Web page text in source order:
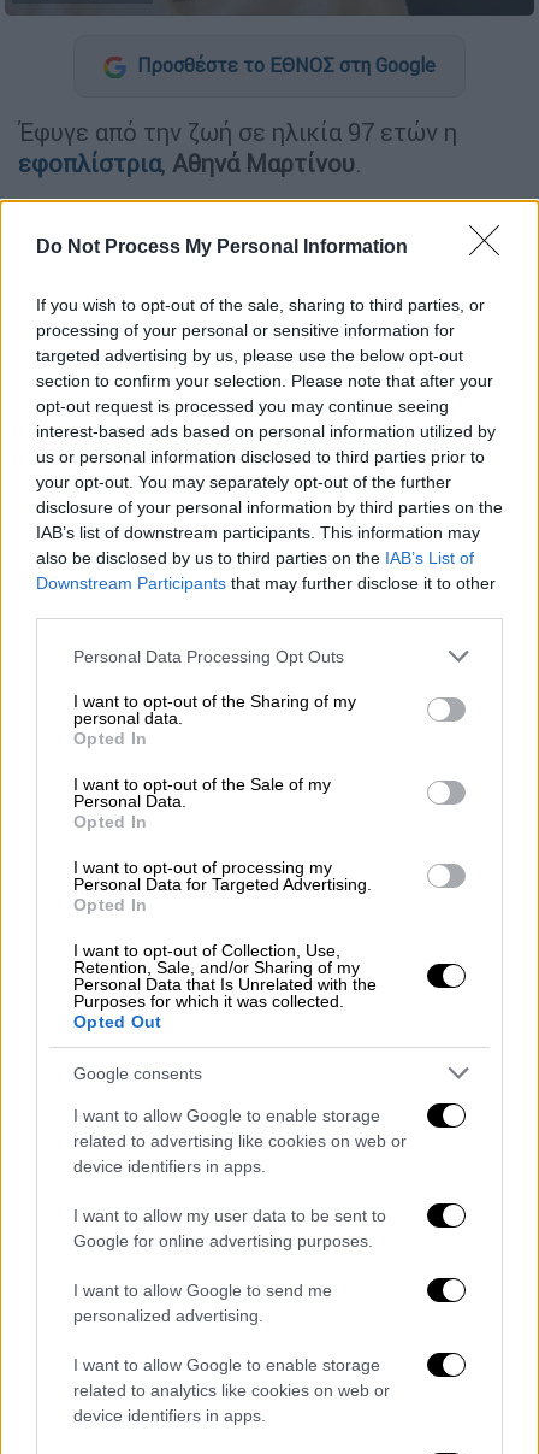
Do Not Process My Personal Information
If you wish to opt-out of the sale, sharing to third parties, or
processing of your personal or sensitive information for
targeted advertising by us, please use the below opt-out
section to confirm your selection. Please note that after your
opt-out request is processed you may continue seeing
interest-based ads based on personal information utilized by
us or personal information disclosed to third parties prior to
your opt-out. You may separately opt-out of the further
disclosure of your personal information by third parties on the
IAB’s list of downstream participants. This information may
also be disclosed by us to third parties on the IAB’s List of
Downstream Participants that may further disclose it to other
Please note that this website/app uses one or more Google
not limited to your visit or usage behaviour. You may click to
grant or deny consent to Google and its third-party tags to
use your data for below specified purposes in below Google
consent section.
Personal Data Processing Opt Outs
I want to opt-out of the Sharing of my
personal data.
Opted In
I want to opt-out of the Sale of my
Personal Data.
Opted In
I want to opt-out of processing my
Personal Data for Targeted Advertising.
Opted In
I want to opt-out of Collection, Use,
Retention, Sale, and/or Sharing of my
Personal Data that Is Unrelated with the
Purposes for which it was collected.
Opted Out
Google consents
I want to allow Google to enable storage
related to advertising like cookies on web or
device identifiers in apps.
I want to allow my user data to be sent to
Google for online advertising purposes.
I want to allow Google to send me
personalized advertising.
I want to allow Google to enable storage
related to analytics like cookies on web or
device identifiers in apps.
Προσθέστε το ΕΘΝΟΣ στη Google
Έφυγε από την ζωή σε ηλικία 97 ετών η
εφοπλίστρια, Αθηνά Μαρτίνου.
γυναίκα της ελληνικής ναυτιλίας και από τις
βιομηχανία διεθνώς.
ΔΙΑΒΑΣΤΕ ΕΠΙΣΗΣ
Ελλάδα|12.10.2024 10:37
Τραγωδία στην Κρήτη: Τουρίστρια
βρέθηκε νεκρή στο δωμάτιο
ξενοδοχείου
Ποια ήταν η Αθηνά Μαρτίνου
Αθηνά Μαρτίνου, μ πήκε στη ναυτιλία το
1964. Το 1971, ίδρυσε τoν ναυτιλιακό
κοινωνικές ευαισθησίες που κρατούσε
χαμηλούς τόνους και απέφευγε τη
Το 1971 πήρε την απόφαση να ασχοληθεί με
της, γένουςΜεθενίτη. Μαζί με τους γιους
Θανάση, Ντίνο και Ανδρέα,ίδρυσε την
εταιρεία Thenamaris Ships Management. Το
1975, ο στόλος αποτελούνταν από 36 πλοία.
Το 1991, η Αθηνά αποφασίζει να παραδώσει
τα ηνία στα παιδιά της. ΟΘανάσης
αποχωρεί από την εταιρεία, για να
δημιουργήσει την E
astern Mediterranean
Maritime.
Το 1997, ακολούθησε οΑνδρέας
τη δική του
ρότα, και προχώρησε στην ίδρυση της
ναυτιλιακής Minerva Marine, αφήνοντας στο
τιμόνι της μητρικής εταιρείας Thenamaris
Ντίνο. Στη Minerva πλέον έχει αναλάβει